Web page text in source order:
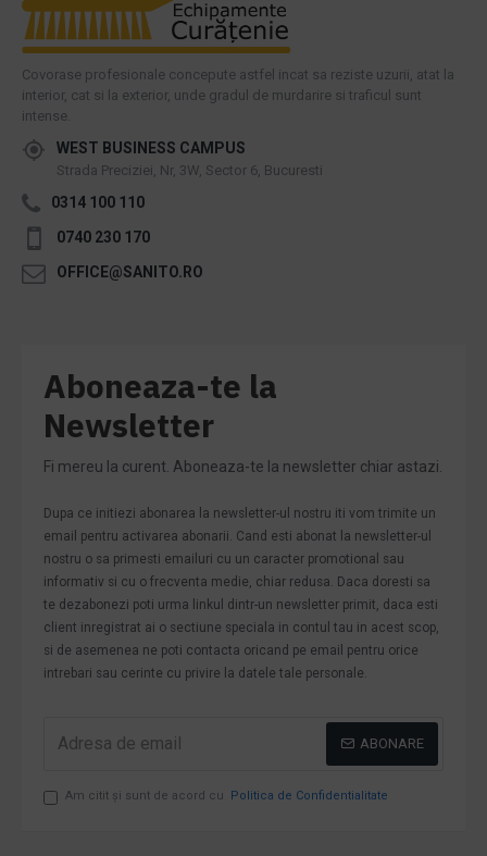
Covorase profesionale concepute astfel incat sa reziste uzurii, atat la
interior, cat si la exterior, unde gradul de murdarire si traficul sunt
intense.
WEST BUSINESS CAMPUS
Strada Preciziei, Nr, 3W, Sector 6, Bucuresti
0314 100 110
0740 230 170
OFFICE@SANITO.RO
Aboneaza-te la
Newsletter
Fi mereu la curent. Aboneaza-te la newsletter chiar astazi.
Dupa ce initiezi abonarea la newsletter-ul nostru iti vom trimite un
email pentru activarea abonarii. Cand esti abonat la newsletter-ul
nostru o sa primesti emailuri cu un caracter promotional sau
informativ si cu o frecventa medie, chiar redusa. Daca doresti sa
te dezabonezi poti urma linkul dintr-un newsletter primit, daca esti
client inregistrat ai o sectiune speciala in contul tau in acest scop,
si de asemenea ne poti contacta oricand pe email pentru orice
intrebari sau cerinte cu privire la datele tale personale.
ABONARE
Am citit şi sunt de acord cu Politica de Confidentialitate